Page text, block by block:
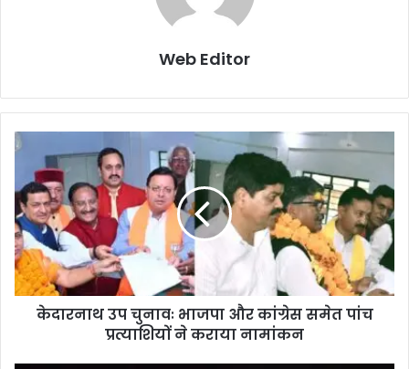
Web Editor
केदारनाथ उप चुनावः भाजपा और कांग्रेस समेत पांच
प्रत्याशियों ने कराया नामांकन